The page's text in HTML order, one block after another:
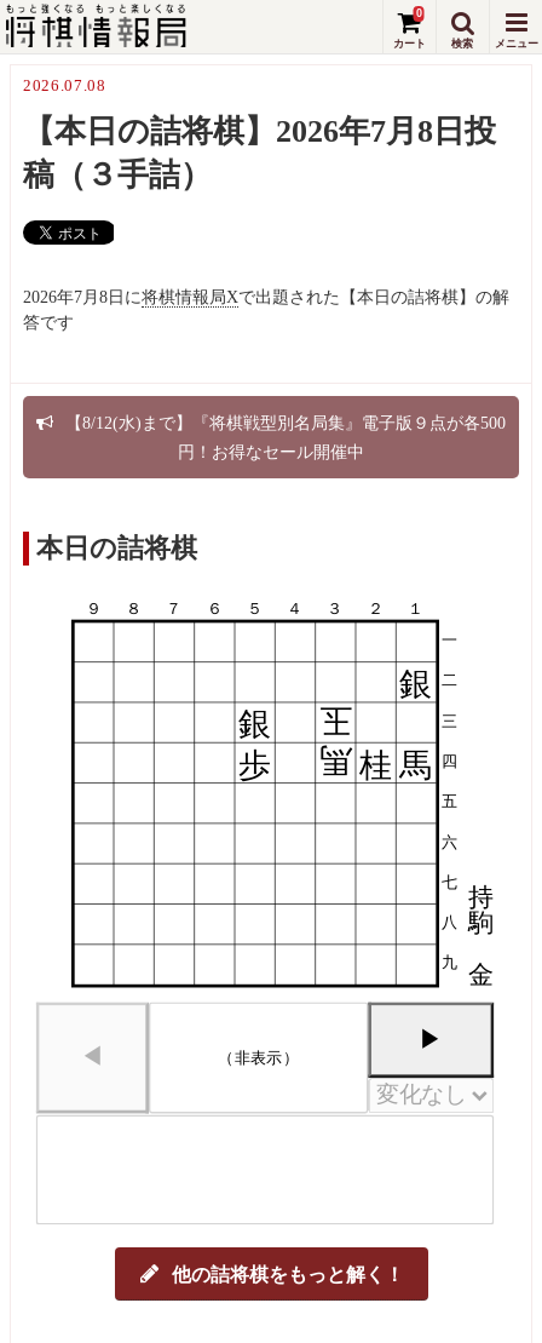
0
2026.07.08
【本日の詰将棋】2026年7月8日投
稿（３手詰）
2026年7月8日に将棋情報局Xで出題された【本日の詰将棋】の解
答です
【8/12(水)まで】『将棋戦型別名局集』電子版９点が各500
円！お得なセール開催中
本日の詰将棋
９
一
８
二
７
三
６
四
５
五
４
六
３
七
２
八
１
九
銀
銀
玉
歩
馬桂 馬
金
駒
持
◀ （非表示）
▶
他の詰将棋をもっと解く！